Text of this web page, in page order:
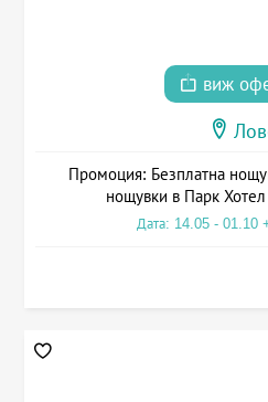
виж
Промоция: Безплатна
нощувки в Парк
Дата: 14.05 - 01.10